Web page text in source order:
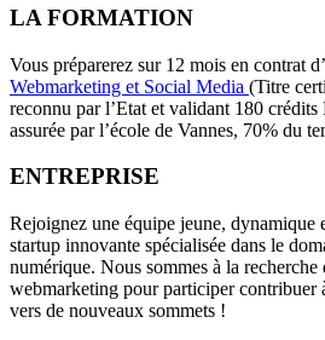
LA FORMATION
Vous préparerez sur 12 mois en contrat
Webmarketing et Social Media (Titre
reconnu par l’Etat et validant 180
assurée par l’école de Vannes, 70% du
ENTREPRISE
Rejoignez une équipe jeune, dynamique
startup innovante spécialisée dans le
numérique. Nous sommes à la recherche
webmarketing pour participer contribuer
vers de nouveaux sommets !